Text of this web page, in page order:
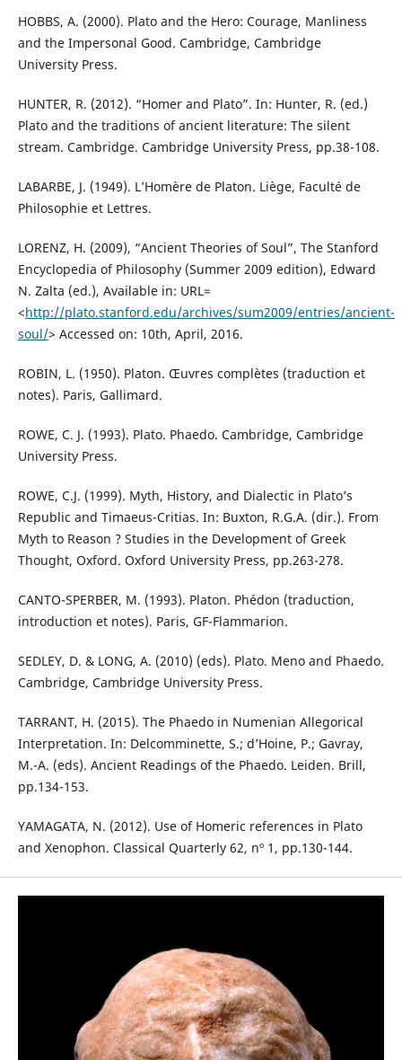
HOBBS, A. (2000). Plato and the Hero: Courage, Manliness
and the Impersonal Good. Cambridge, Cambridge
University Press.
HUNTER, R. (2012). “Homer and Plato”. In: Hunter, R. (ed.)
Plato and the traditions of ancient literature: The silent
stream. Cambridge. Cambridge University Press, pp.38-108.
LABARBE, J. (1949). L’Homère de Platon. Liège, Faculté de
Philosophie et Lettres.
LORENZ, H. (2009), “Ancient Theories of Soul”, The Stanford
Encyclopedia of Philosophy (Summer 2009 edition), Edward
N. Zalta (ed.), Available in: URL=
<http://plato.stanford.edu/archives/sum2009/entries/ancient-
soul/> Accessed on: 10th, April, 2016.
ROBIN, L. (1950). Platon. Œuvres complètes (traduction et
notes). Paris, Gallimard.
ROWE, C. J. (1993). Plato. Phaedo. Cambridge, Cambridge
University Press.
ROWE, C.J. (1999). Myth, History, and Dialectic in Plato’s
Republic and Timaeus-Critias. In: Buxton, R.G.A. (dir.). From
Myth to Reason ? Studies in the Development of Greek
Thought, Oxford. Oxford University Press, pp.263-278.
CANTO-SPERBER, M. (1993). Platon. Phédon (traduction,
introduction et notes). Paris, GF-Flammarion.
SEDLEY, D. & LONG, A. (2010) (eds). Plato. Meno and Phaedo.
Cambridge, Cambridge University Press.
TARRANT, H. (2015). The Phaedo in Numenian Allegorical
Interpretation. In: Delcomminette, S.; d’Hoine, P.; Gavray,
M.-A. (eds). Ancient Readings of the Phaedo. Leiden. Brill,
pp.134-153.
YAMAGATA, N. (2012). Use of Homeric references in Plato
and Xenophon. Classical Quarterly 62, nº 1, pp.130-144.